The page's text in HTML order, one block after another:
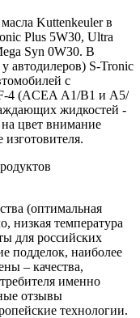
Kuttenkeuler в
Plus 5W30, Ultra
Syn 0W30. В
автодилеров) S-Tronic
с
4 (ACEA А1/В1 и А5/
жидкостей -
цвет внимание
(оптимальная
низкая температура
для российских
подделок, наиболее
– качества,
именно
отзывы
технологии.